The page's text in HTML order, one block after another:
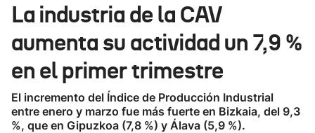
Ikusmiran
Eguraldia
La industria de la CAV
aumenta su actividad un 7,9 %
en el primer trimestre
El incremento del Índice de Producción Industrial
entre enero y marzo fue más fuerte en Bizkaia, del 9,3
%, que en Gipuzkoa (7,8 %) y Álava (5,9 %).